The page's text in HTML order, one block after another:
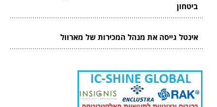
ביטחון
אינטל גייסה את מנהל המכירות של מארוול